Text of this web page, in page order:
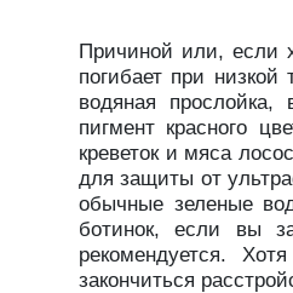
Причиной или, если
погибает при низкой
водяная прослойка,
пигмент красного
креветок и мяса
для защиты от
обычные зеленые
ботинок, если вы
рекомендуется.
закончиться